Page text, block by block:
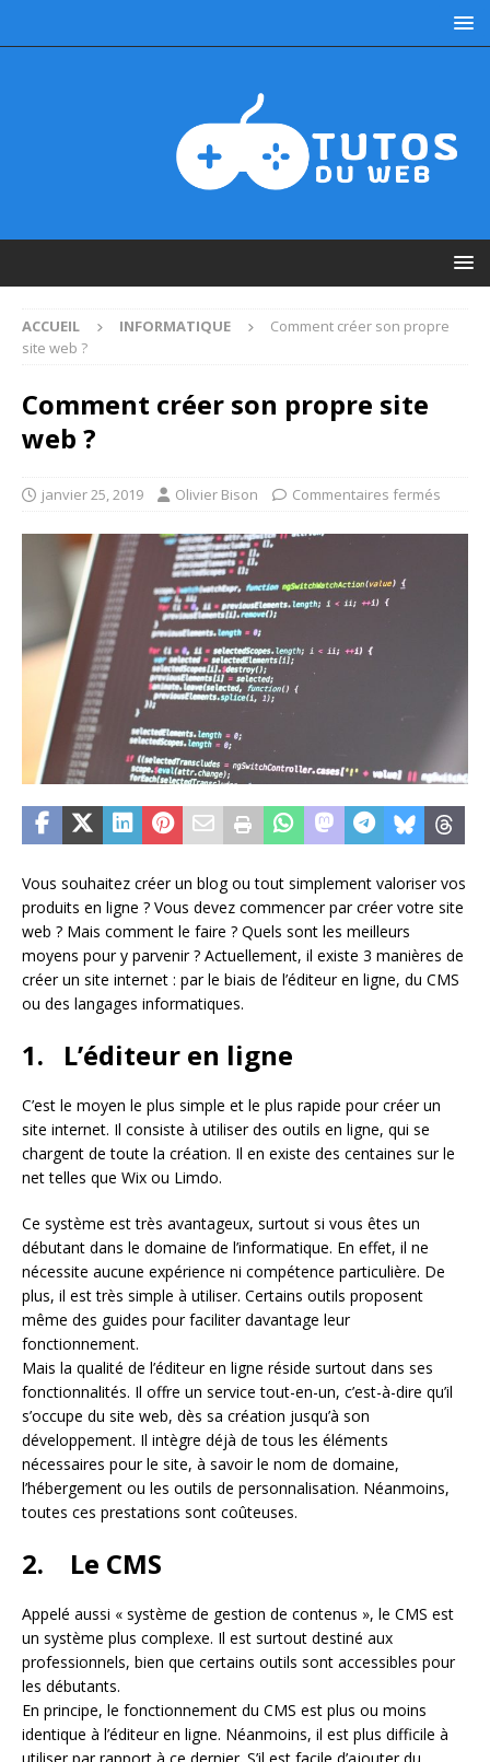
ACCUEIL INFORMATIQUE
Comment créer son propre
site web ?
Comment créer son propre site
web ?
janvier 25, 2019 Olivier Bison Commentaires fermés
Vous souhaitez créer un blog ou tout simplement valoriser vos
produits en ligne ? Vous devez commencer par créer votre site
web ? Mais comment le faire ? Quels sont les meilleurs
moyens pour y parvenir ? Actuellement, il existe 3 manières de
créer un site internet : par le biais de l’éditeur en ligne, du CMS
ou des langages informatiques.
1. L’éditeur en ligne
C’est le moyen le plus simple et le plus rapide pour créer un
site internet. Il consiste à utiliser des outils en ligne, qui se
chargent de toute la création. Il en existe des centaines sur le
net telles que Wix ou Limdo.
Ce système est très avantageux, surtout si vous êtes un
débutant dans le domaine de l’informatique. En effet, il ne
nécessite aucune expérience ni compétence particulière. De
plus, il est très simple à utiliser. Certains outils proposent
même des guides pour faciliter davantage leur
fonctionnement.
Mais la qualité de l’éditeur en ligne réside surtout dans ses
fonctionnalités. Il offre un service tout-en-un, c’est-à-dire qu’il
s’occupe du site web, dès sa création jusqu’à son
développement. Il intègre déjà de tous les éléments
nécessaires pour le site, à savoir le nom de domaine,
l’hébergement ou les outils de personnalisation. Néanmoins,
toutes ces prestations sont coûteuses.
2. Le CMS
Appelé aussi « système de gestion de contenus », le CMS est
un système plus complexe. Il est surtout destiné aux
professionnels, bien que certains outils sont accessibles pour
les débutants.
En principe, le fonctionnement du CMS est plus ou moins
identique à l’éditeur en ligne. Néanmoins, il est plus difficile à